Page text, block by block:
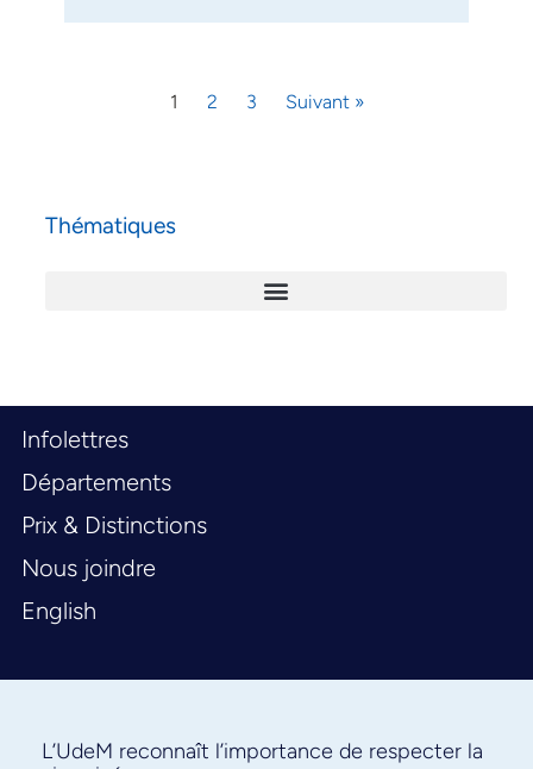
1 2 3 Suivant »
Thématiques
Infolettres
Départements
Prix & Distinctions
Nous joindre
English
L’UdeM reconnaît l’importance de respecter la